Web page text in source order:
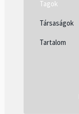
Tagok
Társaságok
Tartalom